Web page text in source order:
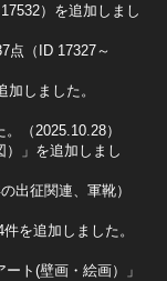
）を追加しまし
点（ID 17327～
しました。
（2025.10.28）
）」を追加しまし
出征関連、軍靴）
を追加しました。
ト(壁画・絵画）」